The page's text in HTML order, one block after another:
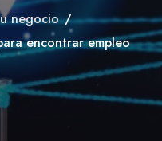
negocio /
encontrar empleo